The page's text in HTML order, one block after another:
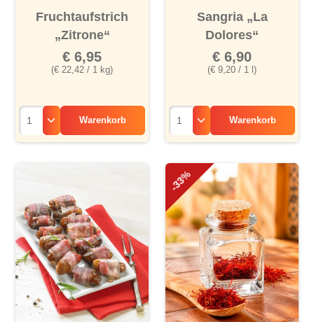
Fruchtaufstrich
„Zitrone“
(€ 22,42 / 1 kg)
€ 6,95
Warenkorb
Sangria „La
Dolores“
(€ 9,20 / 1 l)
€ 6,90
Warenkorb
-33%